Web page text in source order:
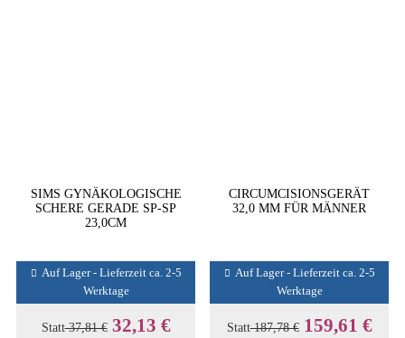
SIMS GYNÄKOLOGISCHE
SCHERE GERADE SP-SP
23,0CM
Auf Lager - Lieferzeit ca. 2-5
Werktage
Statt37,81 € 32,13 €
CIRCUMCISIONSGERÄT
32,0 MM FÜR MÄNNER
Auf Lager - Lieferzeit ca. 2-5
Werktage
Statt187,78 € 159,61 €